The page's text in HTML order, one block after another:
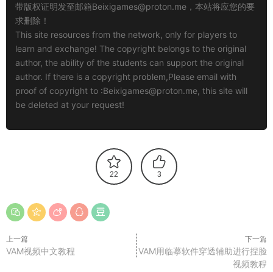
带版权证明发至邮箱Beixigames@proton.me ，本站将应您的要
求删除！
This site resources from the network, only for players to
learn and exchange! The copyright belongs to the original
author, the ability of the students can support the original
author. If there is a copyright problem,Please email with
proof of copyright to :Beixigames@proton.me, this site will
be deleted at your request!
22 3
上一篇
VAM视频中文教程
下一篇
VAM用临摹软件穿透辅助进行捏脸
视频教程